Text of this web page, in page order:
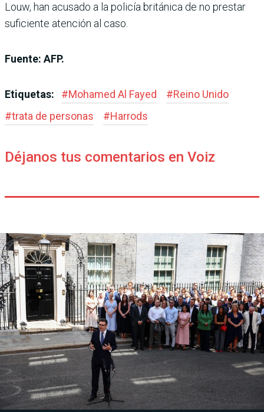
Louw, han acusado a la policía británica de no prestar
suficiente atención al caso.
Fuente: AFP.
Etiquetas: #Mohamed Al Fayed #Reino Unido
#trata de personas #Harrods
Déjanos tus comentarios en Voiz